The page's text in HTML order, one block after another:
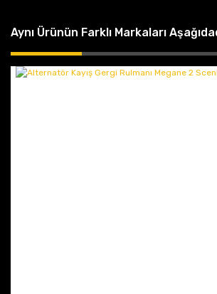
Aynı Ürünün Farklı Markaları